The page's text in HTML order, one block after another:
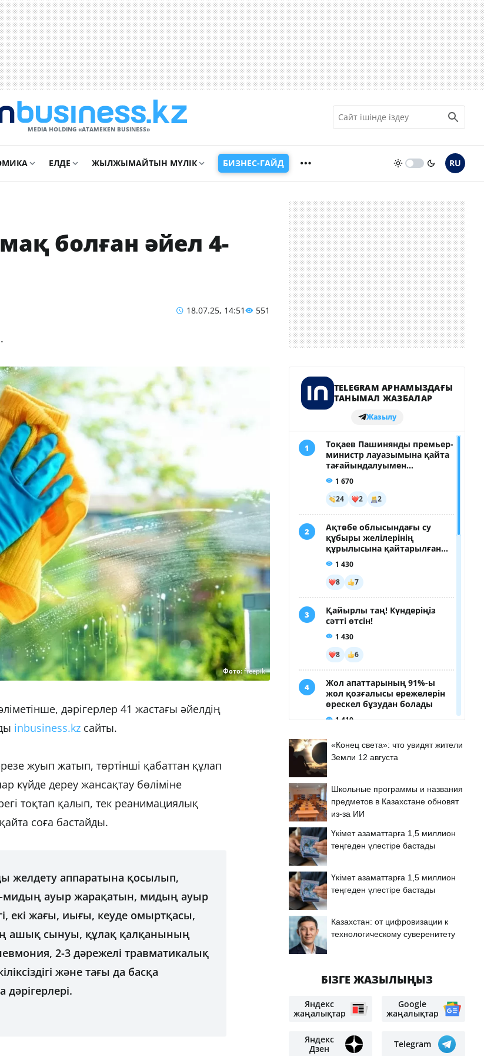
MEDIA HOLDING «ATAMEKЕN BUSINESS»
ЕЛДЕ ЖЫЛЖЫМАЙТЫН МҮЛІК БИЗНЕС-ГАЙД RU
болған әйел 4-
18.07.25, 14:51 551
Фото:freepik
дәрігерлер 41 жастағы әйелдің
inbusiness.kz сайты.
жуып жатып, төртінші қабаттан құлап
күйде дереу жансақтау бөліміне
тоқтап қалып, тек реанимациялық
соға бастайды.
желдету аппаратына қосылып,
мидың ауыр жарақатын, мидың ауыр
екі жағы, иығы, кеуде омыртқасы,
ашық сынуы, құлақ қалқанының
2-3 дәрежелі травматикалық
және тағы да басқа
дәрігерлері.
«Конец света»: что увидят жители
Земли 12 августа
Школьные программы и названия
предметов в Казахстане обновят
из-за ИИ
Үкімет азаматтарға 1,5 миллион
теңгеден үлестіре бастады
Үкімет азаматтарға 1,5 миллион
теңгеден үлестіре бастады
Казахстан: от цифровизации к
технологическому суверенитету
БІЗГЕ ЖАЗЫЛЫҢЫЗ
Яндекс
жаңалықтар
Google
жаңалықтар
Яндекс
Дзен
Telegram